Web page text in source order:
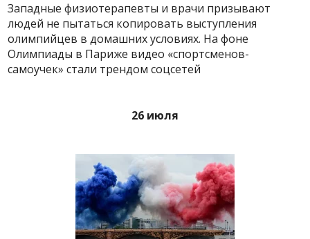
Западные физиотерапевты и врачи призывают
людей не пытаться копировать выступления
олимпийцев в домашних условиях. На фоне
Олимпиады в Париже видео «спортсменов-
самоучек» стали трендом соцсетей
26 июля